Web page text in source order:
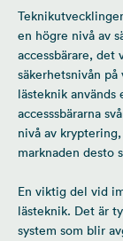
en högre nivå av
accessbärare, det
säkerhetsnivån
lästeknik
accesssbärarna
nivå av
marknaden desto
En viktig del vid
lästeknik. Det är
system som blir